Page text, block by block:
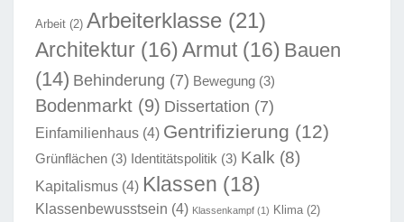
Arbeit (2) Arbeiterklasse (21)
Architektur (16) Armut (16) Bauen
(14) Behinderung (7) Bewegung (3)
Bodenmarkt (9) Dissertation (7)
Einfamilienhaus (4) Gentrifizierung (12)
Grünflächen (3) Identitätspolitik (3) Kalk (8)
Kapitalismus (4) Klassen (18)
Klassenbewusstsein (4) Klassenkampf (1) Klima(2)